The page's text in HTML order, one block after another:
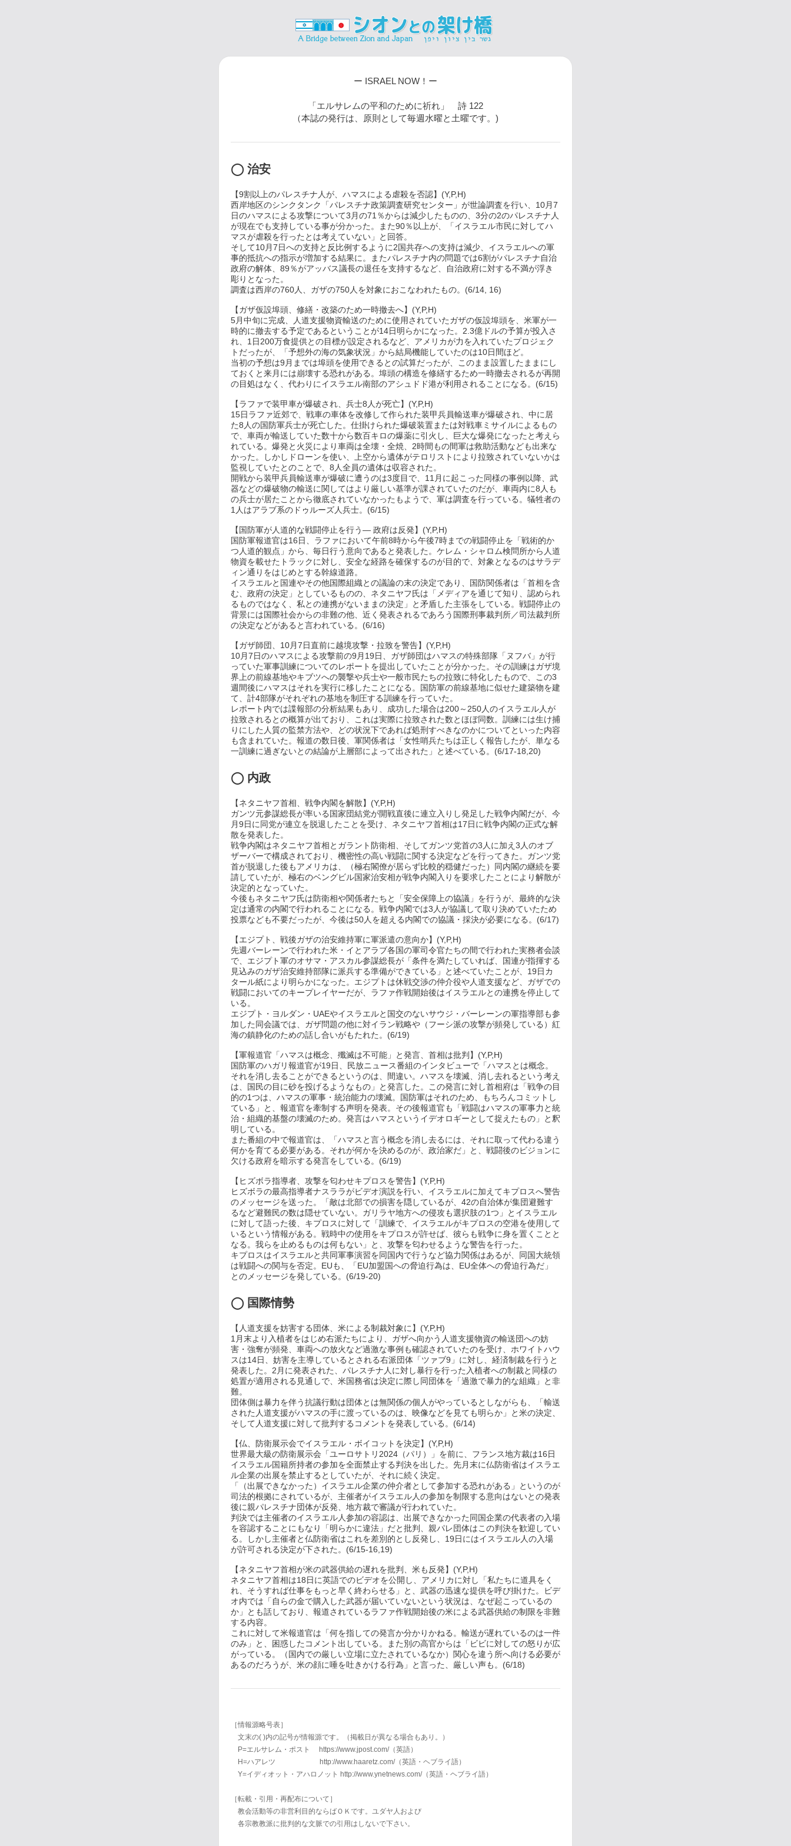
ー ISRAEL NOW！ー
「エルサレムの平和のために祈れ」 詩 122
（本誌の発行は、原則として毎週水曜と土曜です。)
◯ 治安
【9割以上のパレスチナ人が、ハマスによる虐殺を否認】(Y,P,H)
西岸地区のシンクタンク「パレスチナ政策調査研究センター」が世論調査を行い、10月7
日のハマスによる攻撃について3月の71％からは減少したものの、3分の2のパレスチナ人
が現在でも支持している事が分かった。また90％以上が、「イスラエル市民に対してハ
マスが虐殺を行ったとは考えていない」と回答。
そして10月7日への支持と反比例するように2国共存への支持は減少、イスラエルへの軍
事的抵抗への指示が増加する結果に。またパレスチナ内の問題では6割がパレスチナ自治
政府の解体、89％がアッバス議長の退任を支持するなど、自治政府に対する不満が浮き
彫りとなった。
調査は西岸の760人、ガザの750人を対象におこなわれたもの。(6/14, 16)
【ガザ仮設埠頭、修繕・改築のため一時撤去へ】(Y,P,H)
5月中旬に完成、人道支援物資輸送のために使用されていたガザの仮設埠頭を、米軍が一
時的に撤去する予定であるということが14日明らかになった。2.3億ドルの予算が投入さ
れ、1日200万食提供との目標が設定されるなど、アメリカが力を入れていたプロジェク
トだったが、「予想外の海の気象状況」から結局機能していたのは10日間ほど。
当初の予想は9月までは埠頭を使用できるとの試算だったが、このまま設置したままにし
ておくと来月には崩壊する恐れがある。埠頭の構造を修繕するため一時撤去されるが再開
の目処はなく、代わりにイスラエル南部のアシュドド港が利用されることになる。(6/15)
【ラファで装甲車が爆破され、兵士8人が死亡】(Y,P,H)
15日ラファ近郊で、戦車の車体を改修して作られた装甲兵員輸送車が爆破され、中に居
た8人の国防軍兵士が死亡した。仕掛けられた爆破装置または対戦車ミサイルによるもの
で、車両が輸送していた数十から数百キロの爆薬に引火し、巨大な爆発になったと考えら
れている。爆発と火災により車両は全壊・全焼、2時間もの間軍は救助活動なども出来な
かった。しかしドローンを使い、上空から遺体がテロリストにより拉致されていないかは
監視していたとのことで、8人全員の遺体は収容された。
開戦から装甲兵員輸送車が爆破に遭うのは3度目で、11月に起こった同様の事例以降、武
器などの爆破物の輸送に関してはより厳しい基準が課されていたのだが、車両内に8人も
の兵士が居たことから徹底されていなかったもようで、軍は調査を行っている。犠牲者の
1人はアラブ系のドゥルーズ人兵士。(6/15)
【国防軍が人道的な戦闘停止を行う― 政府は反発】(Y,P,H)
国防軍報道官は16日、ラファにおいて午前8時から午後7時までの戦闘停止を「戦術的か
つ人道的観点」から、毎日行う意向であると発表した。ケレム・シャロム検問所から人道
物資を載せたトラックに対し、安全な経路を確保するのが目的で、対象となるのはサラデ
ィン通りをはじめとする幹線道路。
イスラエルと国連やその他国際組織との議論の末の決定であり、国防関係者は「首相を含
む、政府の決定」としているものの、ネタニヤフ氏は「メディアを通じて知り、認められ
るものではなく、私との連携がないままの決定」と矛盾した主張をしている。戦闘停止の
背景には国際社会からの非難の他、近く発表されるであろう国際刑事裁判所／司法裁判所
の決定などがあると言われている。(6/16)
【ガザ師団、10月7日直前に越境攻撃・拉致を警告】(Y,P,H)
10月7日のハマスによる攻撃前の9月19日、ガザ師団はハマスの特殊部隊「ヌフバ」が行
っていた軍事訓練についてのレポートを提出していたことが分かった。その訓練はガザ境
界上の前線基地やキブツへの襲撃や兵士や一般市民たちの拉致に特化したもので、この3
週間後にハマスはそれを実行に移したことになる。国防軍の前線基地に似せた建築物を建
て、計4部隊がそれぞれの基地を制圧する訓練を行っていた。
レポート内では諜報部の分析結果もあり、成功した場合は200～250人のイスラエル人が
拉致されるとの概算が出ており、これは実際に拉致された数とほぼ同数。訓練には生け捕
りにした人質の監禁方法や、どの状況下であれば処刑すべきなのかについてといった内容
も含まれていた。報道の数日後、軍関係者は「女性哨兵たちは正しく報告したが、単なる
一訓練に過ぎないとの結論が上層部によって出された」と述べている。(6/17-18,20)
◯ 内政
【ネタニヤフ首相、戦争内閣を解散】(Y,P,H)
ガンツ元参謀総長が率いる国家団結党が開戦直後に連立入りし発足した戦争内閣だが、今
月9日に同党が連立を脱退したことを受け、ネタニヤフ首相は17日に戦争内閣の正式な解
散を発表した。
戦争内閣はネタニヤフ首相とガラント防衛相、そしてガンツ党首の3人に加え3人のオブ
ザーバーで構成されており、機密性の高い戦闘に関する決定などを行ってきた。ガンツ党
首が脱退した後もアメリカは、（極右閣僚が居らず比較的穏健だった）同内閣の継続を要
請していたが、極右のベングビル国家治安相が戦争内閣入りを要求したことにより解散が
決定的となっていた。
今後もネタニヤフ氏は防衛相や関係者たちと「安全保障上の協議」を行うが、最終的な決
定は通常の内閣で行われることになる。戦争内閣では3人が協議して取り決めていたため
投票なども不要だったが、今後は50人を超える内閣での協議・採決が必要になる。(6/17)
【エジプト、戦後ガザの治安維持軍に軍派遣の意向か】(Y,P,H)
先週バーレーンで行われた米・イとアラブ各国の軍司令官たちの間で行われた実務者会談
で、エジプト軍のオサマ・アスカル参謀総長が「条件を満たしていれば、国連が指揮する
見込みのガザ治安維持部隊に派兵する準備ができている」と述べていたことが、19日カ
タール紙により明らかになった。エジプトは休戦交渉の仲介役や人道支援など、ガザでの
戦闘においてのキープレイヤーだが、ラファ作戦開始後はイスラエルとの連携を停止して
いる。
エジプト・ヨルダン・UAEやイスラエルと国交のないサウジ・バーレーンの軍指導部も参
加した同会議では、ガザ問題の他に対イラン戦略や（フーシ派の攻撃が頻発している）紅
海の鎮静化のための話し合いがもたれた。(6/19)
【軍報道官「ハマスは概念、殲滅は不可能」と発言、首相は批判】(Y,P,H)
国防軍のハガリ報道官が19日、民放ニュース番組のインタビューで「ハマスとは概念。
それを消し去ることができるというのは、間違い。ハマスを壊滅、消し去れるという考え
は、国民の目に砂を投げるようなもの」と発言した。この発言に対し首相府は「戦争の目
的の1つは、ハマスの軍事・統治能力の壊滅。国防軍はそれのため、もちろんコミットし
ている」と、報道官を牽制する声明を発表。その後報道官も「戦闘はハマスの軍事力と統
治・組織的基盤の壊滅のため。発言はハマスというイデオロギーとして捉えたもの」と釈
明している。
また番組の中で報道官は、「ハマスと言う概念を消し去るには、それに取って代わる違う
何かを育てる必要がある。それが何かを決めるのが、政治家だ」と、戦闘後のビジョンに
欠ける政府を暗示する発言をしている。(6/19)
【ヒズボラ指導者、攻撃を匂わせキプロスを警告】(Y,P,H)
ヒズボラの最高指導者ナスララがビデオ演説を行い、イスラエルに加えてキプロスへ警告
のメッセージを送った。「敵は北部での損害を隠しているが、42の自治体が集団避難す
るなど避難民の数は隠せていない。ガリラヤ地方への侵攻も選択肢の1つ」とイスラエル
に対して語った後、キプロスに対して「訓練で、イスラエルがキプロスの空港を使用して
いるという情報がある。戦時中の使用をキプロスが許せば、彼らも戦争に身を置くことと
なる。我らを止めるものは何もない」と、攻撃を匂わせるような警告を行った。
キプロスはイスラエルと共同軍事演習を同国内で行うなど協力関係はあるが、同国大統領
は戦闘への関与を否定。EUも、「EU加盟国への脅迫行為は、EU全体への脅迫行為だ」
とのメッセージを発している。(6/19-20)
◯ 国際情勢
【人道支援を妨害する団体、米による制裁対象に】(Y,P,H)
1月末より入植者をはじめ右派たちにより、ガザへ向かう人道支援物資の輸送団への妨
害・強奪が頻発、車両への放火など過激な事例も確認されていたのを受け、ホワイトハウ
スは14日、妨害を主導しているとされる右派団体「ツァブ9」に対し、経済制裁を行うと
発表した。2月に発表された、パレスチナ人に対し暴行を行った入植者への制裁と同様の
処置が適用される見通しで、米国務省は決定に際し同団体を「過激で暴力的な組織」と非
難。
団体側は暴力を伴う抗議行動は団体とは無関係の個人がやっているとしながらも、「輸送
された人道支援がハマスの手に渡っているのは、映像などを見ても明らか」と米の決定、
そして人道支援に対して批判するコメントを発表している。(6/14)
【仏、防衛展示会でイスラエル・ボイコットを決定】(Y,P,H)
世界最大級の防衛展示会「ユーロサトリ2024（パリ）」を前に、フランス地方裁は16日
イスラエル国籍所持者の参加を全面禁止する判決を出した。先月末に仏防衛省はイスラエ
ル企業の出展を禁止するとしていたが、それに続く決定。
「（出展できなかった）イスラエル企業の仲介者として参加する恐れがある」というのが
司法的根拠にされているが、主催者がイスラエル人の参加を制限する意向はないとの発表
後に親パレスチナ団体が反発、地方裁で審議が行われていた。
判決では主催者のイスラエル人参加の容認は、出展できなかった同国企業の代表者の入場
を容認することにもなり「明らかに違法」だと批判、親パレ団体はこの判決を歓迎してい
る。しかし主催者と仏防衛省はこれを差別的とし反発し、19日にはイスラエル人の入場
が許可される決定が下された。(6/15-16,19)
【ネタニヤフ首相が米の武器供給の遅れを批判、米も反発】(Y,P,H)
ネタニヤフ首相は18日に英語でのビデオを公開し、アメリカに対し「私たちに道具をく
れ、そうすれば仕事をもっと早く終わらせる」と、武器の迅速な提供を呼び掛けた。ビデ
オ内では「自らの金で購入した武器が届いていないという状況は、なぜ起こっているの
か」とも話しており、報道されているラファ作戦開始後の米による武器供給の制限を非難
する内容。
これに対して米報道官は「何を指しての発言か分かりかねる。輸送が遅れているのは一件
のみ」と、困惑したコメント出している。また別の高官からは「ビビに対しての怒りが広
がっている。（国内での厳しい立場に立たされているなか）関心を違う所へ向ける必要が
あるのだろうが、米の顔に唾を吐きかける行為」と言った、厳しい声も。(6/18)
［情報源略号表］
文末の( )内の記号が情報源です。（掲載日が異なる場合もあり。）
P=エルサレム・ポスト https://www.jpost.com/（英語）
H=ハアレツ http://www.haaretz.com/（英語・ヘブライ語）
Y=イディオット・アハロノット http://www.ynetnews.com/（英語・ヘブライ語）
［転載・引用・再配布について］
教会活動等の非営利目的ならばＯＫです。ユダヤ人および
各宗教教派に批判的な文脈での引用はしないで下さい。